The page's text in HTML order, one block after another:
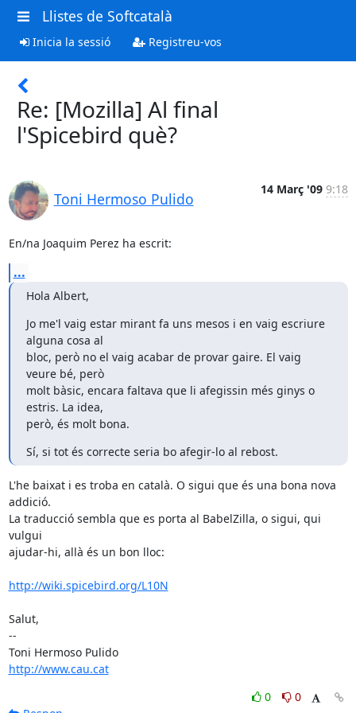
Llistes de Softcatalà
Inicia la sessió Registreu-vos
Re: [Mozilla] Al final
l'Spicebird què?
Toni Hermoso Pulido
14 Març '09 9:18
En/na Joaquim Perez ha escrit:
...
Hola Albert,
Jo me'l vaig estar mirant fa uns mesos i en vaig escriure
alguna cosa al
bloc, però no el vaig acabar de provar gaire. El vaig
veure bé, però
molt bàsic, encara faltava que li afegissin més ginys o
estris. La idea,
però, és molt bona.
Sí, si tot és correcte seria bo afegir-lo al rebost.
L'he baixat i es troba en català. O sigui que és una bona nova
addició.
La traducció sembla que es porta al BabelZilla, o sigui, qui
vulgui
ajudar-hi, allà és un bon lloc:
http://wiki.spicebird.org/L10N
Salut,
--
Toni Hermoso Pulido
http://www.cau.cat
0
0